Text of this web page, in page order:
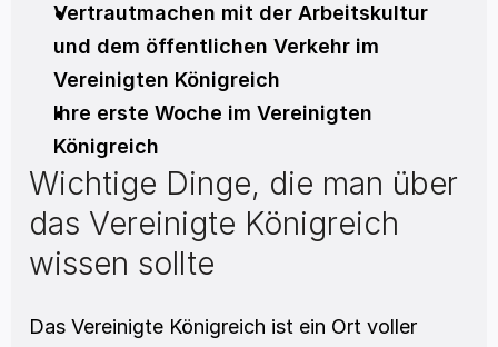
Vertrautmachen mit der Arbeitskultur
und dem öffentlichen Verkehr im
Vereinigten Königreich
Ihre erste Woche im Vereinigten
Königreich
Wichtige Dinge, die man über
das Vereinigte Königreich
wissen sollte
Das Vereinigte Königreich ist ein Ort voller